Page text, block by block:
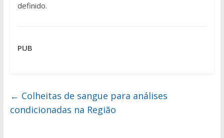
definido.
PUB
← Colheitas de sangue para análises
condicionadas na Região